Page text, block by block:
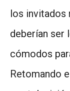
los invitados
deberían ser
cómodos
Retomando